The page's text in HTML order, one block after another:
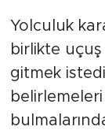
Yolculuk
birlikte
gitmek